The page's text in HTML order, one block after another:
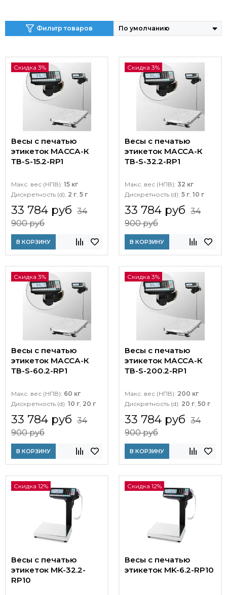
Фильтр товаров
Скидка 3%
Весы с печатью
этикеток МАССА-К
ТВ-S-15.2-RР1
Макс. вес (НПВ): 15 кг
Дискретность (d): 2 г, 5 г
33 784 руб 34
900 руб
В КОРЗИНУ
Скидка 3%
Весы с печатью
этикеток МАССА-К
ТВ-S-32.2-RP1
Макс. вес (НПВ): 32 кг
Дискретность (d): 5 г, 10 г
33 784 руб 34
900 руб
В КОРЗИНУ
Скидка 3%
Весы с печатью
этикеток МАССА-К
ТВ-S-60.2-RP1
Макс. вес (НПВ): 60 кг
Дискретность (d): 10 г, 20 г
33 784 руб 34
900 руб
В КОРЗИНУ
Скидка 3%
Весы с печатью
этикеток МАССА-К
ТВ-S-200.2-RP1
Макс. вес (НПВ): 200 кг
Дискретность (d): 20 г, 50 г
33 784 руб 34
900 руб
В КОРЗИНУ
Скидка 12%
Весы с печатью
этикеток MK-32.2-
RP10
Скидка 12%
Весы с печатью
этикеток MK-6.2-RP10